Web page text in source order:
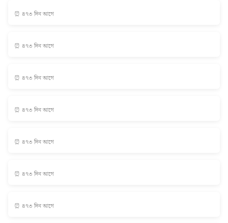
⏰ ৪৭৩ দিন আগে
⏰ ৪৭৩ দিন আগে
⏰ ৪৭৩ দিন আগে
⏰ ৪৭৩ দিন আগে
⏰ ৪৭৩ দিন আগে
⏰ ৪৭৩ দিন আগে
⏰ ৪৭৩ দিন আগে